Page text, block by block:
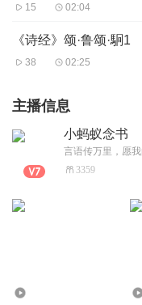
15 02:04
《诗经》颂·鲁颂·駉1
38 02:25
主播信息
小蚂蚁念书
3359